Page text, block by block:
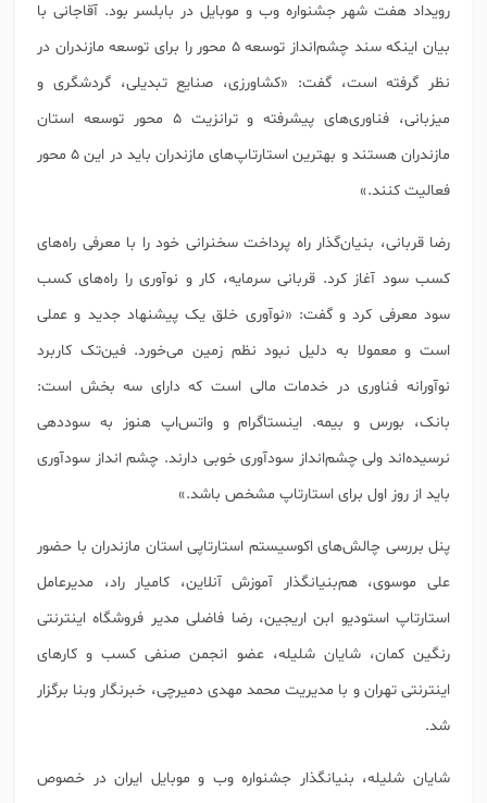
رویداد هفت شهر جشنواره وب و موبایل در بابلسر بود. ‏آقاجانی با
بیان اینکه سند چشم‌انداز توسعه ۵ محور را برای توسعه مازندران در
نظر گرفته است، گفت: «‏کشاورزی، صنایع تبدیلی، گردشگری و
میزبانی، فناوری‌های پیشرفته و ترانزیت ۵ محور توسعه استان
مازندران هستند و ‏بهترین استارتاپ‌های مازندران باید در این ۵ محور
فعالیت کنند.»
رضا قربانی، بنیان‌گذار راه پرداخت سخنرانی خود را با معرفی راه‌های
کسب سود آغاز کرد. قربانی سرمایه، کار و نوآوری را راه‌های کسب
سود معرفی کرد و گفت: «‏نوآوری خلق یک پیشنهاد جدید و عملی
است و معمولا به دلیل نبود نظم زمین می‌خورد. ‏فین‌تک کاربرد
نوآورانه فناوری در خدمات مالی است که دارای سه بخش است:
بانک، بورس و بیمه. ‏اینستاگرام و واتس‌اپ هنوز به سوددهی
نرسیده‌اند ولی چشم‌انداز سودآوری خوبی دارند. چشم انداز سودآوری
باید از روز اول برای استارتاپ مشخص باشد.»
پنل بررسی چالش‌های اکوسیستم استارتاپی استان مازندران با حضور
علی موسوی، هم‌بنیانگذار آموزش آنلاین، کامیار راد، مدیرعامل
استارتاپ استودیو ابن اریجین، رضا فاضلی مدیر فروشگاه اینترنتی
رنگین کمان، شایان شلیله، عضو انجمن صنفی کسب و کارهای
اینترنتی تهران و با مدیریت محمد مهدی دمیرچی، خبرنگار وبنا برگزار
شد.
شایان شلیله، بنیانگذار جشنواره وب و موبایل ایران در خصوص